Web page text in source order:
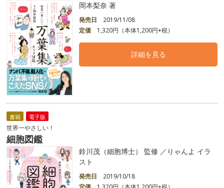
岡本梨奈 著
発売日
2019/11/08
定価
1,320円（本体1,200円+税）
詳細を見る
書籍 電子版
世界一やさしい！
細胞図鑑
鈴川茂（細胞博士） 監修 ／りゃんよ イラ
スト
発売日
2019/10/18